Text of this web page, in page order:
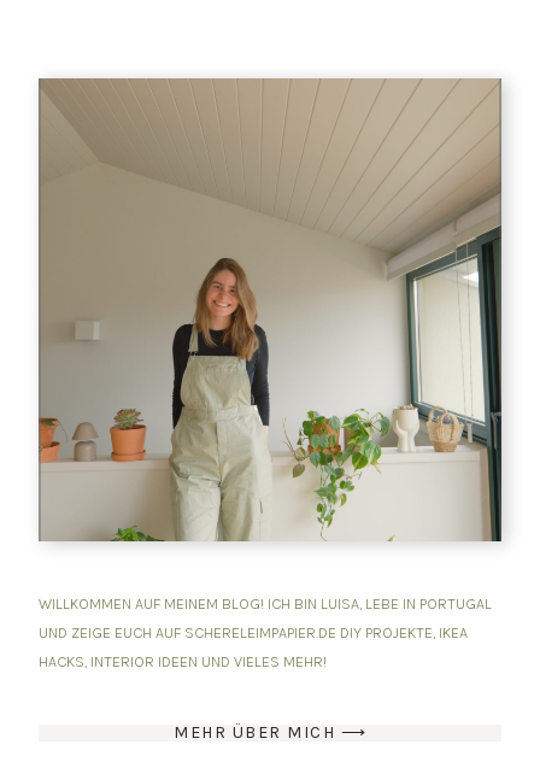
WILLKOMMEN AUF MEINEM BLOG! ICH BIN LUISA, LEBE IN PORTUGAL
UND ZEIGE EUCH AUF SCHERELEIMPAPIER.DE DIY PROJEKTE, IKEA
HACKS, INTERIOR IDEEN UND VIELES MEHR!
MEHR ÜBER MICH ⟶